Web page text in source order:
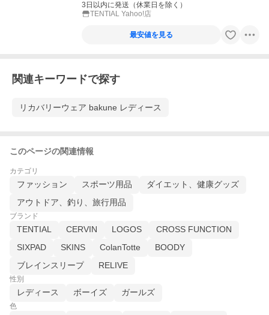
3日以内に発送（休業日を除く）
TENTIAL Yahoo!店
最安値を見る
関連キーワードで探す
リカバリーウェア bakune レディース
このページの関連情報
カテゴリ
ファッション スポーツ用品
ダイエット、健康グッズ
アウトドア、釣り、旅行用品
ブランド
TENTIAL CERVIN LOGOS
CROSS FUNCTION
SIXPAD
SKINS ColanTotte
BOODY
ブレインスリープ
RELIVE
性別
レディース ボーイズ ガールズ
色